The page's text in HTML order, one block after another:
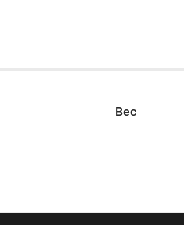
Вес